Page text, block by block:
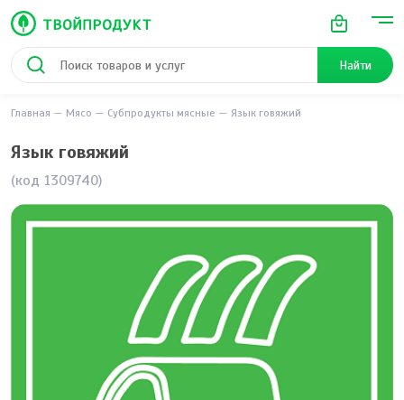
Найти
Главная Мясо Субпродукты мясные Язык говяжий
Язык говяжий
(код 1309740)